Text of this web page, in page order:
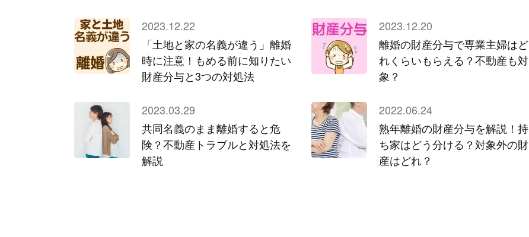
2023.12.22
「土地と家の名義が違う」離婚
時に注意！もめる前に知りたい
財産分与と3つの対処法
2023.12.20
離婚の財産分与で専業主婦はど
れくらいもらえる？不動産も対
象？
2023.03.29
共同名義のまま離婚すると危
険？不動産トラブルと対処法を
解説
2022.06.24
熟年離婚の財産分与を解説！持
ち家はどう分ける？対象外の財
産はどれ？